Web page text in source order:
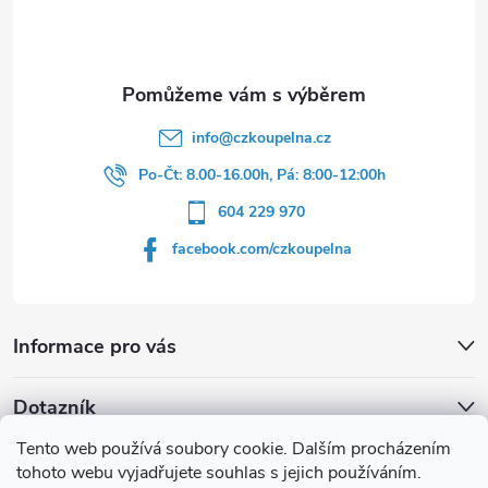
Tento web používá soubory cookie. Dalším procházením
tohoto webu vyjadřujete souhlas s jejich používáním.
Informace pro vás
info@czkoupelna.cz
Po-Čt: 8.00-16.00h, Pá: 8:00-12:00h
604 229 970
facebook.com/czkoupelna
Dotazník
Líbí se vám u sprchového koutu rám barvě